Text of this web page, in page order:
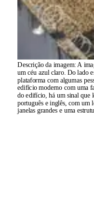
Descrição da imagem: A
um céu azul claro. Do lado
plataforma com algumas
edifício moderno com uma
do edifício, há um sinal que
português e inglês, com um
janelas grandes e uma